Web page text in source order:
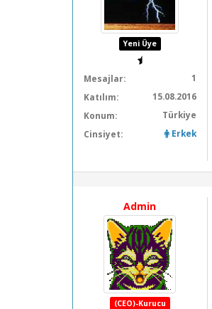
Yeni Üye
Mesajlar:
1
Katılım:
15.08.2016
Konum:
Türkiye
Cinsiyet:
Erkek
Admin
(CEO)-Kurucu